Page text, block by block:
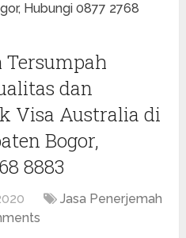
Hubungi 0877 2768
Tersumpah
dan
Visa Australia di
Bogor,
8883
Jasa Penerjemah